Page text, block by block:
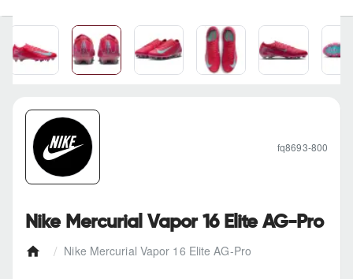
Nike Mercurial Vapor 16 Elite AG-Pro
Nike Mercurial Vapor 16 Elite AG-Pro
fq8693-800